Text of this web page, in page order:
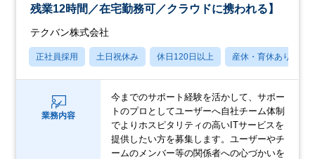
残業12時間／在宅勤務可／クラウドに携われる】
テクバン株式会社
正社員採用 土日祝休み 休日120日以上 産休・育休あり
業務内容
今までのサポート経験を活かして、サポー
トのプロとしてユーザーへ自社チーム体制
でよりホスピタリティの高いITサービスを
提供したい方を募集します。ユーザーやチ
ームのメンバー等の関係者への心づかいを